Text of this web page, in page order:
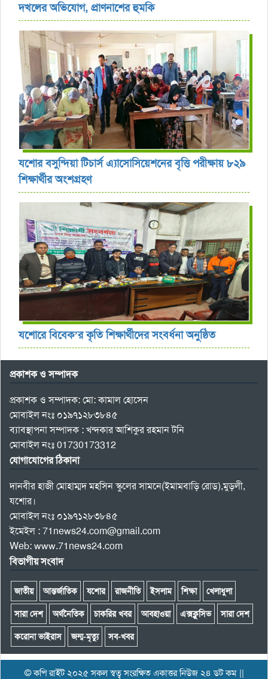
দখলের অভিযোগ, প্রাণনাশের হুমকি
যশোর বসুন্দিয়া টিচার্স এ্যাসোসিয়েশনের বৃত্তি পরীক্ষায় ৮২৯
শিক্ষার্থীর অংশগ্রহণ
যশোরে বিবেক’র কৃতি শিক্ষার্থীদের সংবর্ধনা অনুষ্ঠিত
প্রকাশক ও সম্পাদক
প্রকাশক ও সম্পাদক: মো: কামাল হোসেন
মোবাইল নংঃ ০১৯৭১২৮৩৮৪৫
ব্যাবস্থাপনা সম্পাদক : খন্দকার আশিকুর রহমান টনি
মোবাইল নংঃ 01730173312
যোগাযোগের ঠিকানা
দানবীর হাজী মোহাম্মদ মহসিন স্কুলের সামনে(ইমামবাড়ি রোড),মুড়লী,
যশোর।
মোবাইল নংঃ ০১৯৭১২৮৩৮৪৫
ইমেইল : 71news24.com@gmail.com
Web: www.71news24.com
বিভাগীয় সংবাদ
জাতীয় আন্তর্জাতিক যশোর রাজনীতি ইসলাম শিক্ষা খেলাধুলা
সারা দেশ অর্থনৈতিক চাকরির খবর আবহাওয়া এক্সক্লুসিভ সারা দেশ
করোনা ভাইরাস জন্ম-মৃত্যু সব-খবর
© কপি রাইট ২০২৫ সকল স্বত্ব সংরক্ষিত একাত্তর নিউজ ২৪ ডট কম ||